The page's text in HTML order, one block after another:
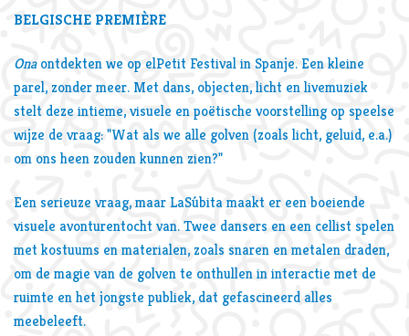
BELGISCHE PREMIÈRE
Onaontdekten we op elPetit Festival in Spanje. Een kleine
parel, zonder meer. Met dans, objecten, licht en livemuziek
stelt deze intieme, visuele en poëtische voorstelling op speelse
wijze de vraag: "Wat als we alle golven (zoals licht, geluid, e.a.)
om ons heen zouden kunnen zien?"
Een serieuze vraag, maar LaSúbita maakt er een boeiende
visuele avonturentocht van. Twee dansers en een cellist spelen
met kostuums en materialen, zoals snaren en metalen draden,
om de magie van de golven te onthullen in interactie met de
ruimte en het jongste publiek, dat gefascineerd alles
meebeleeft.